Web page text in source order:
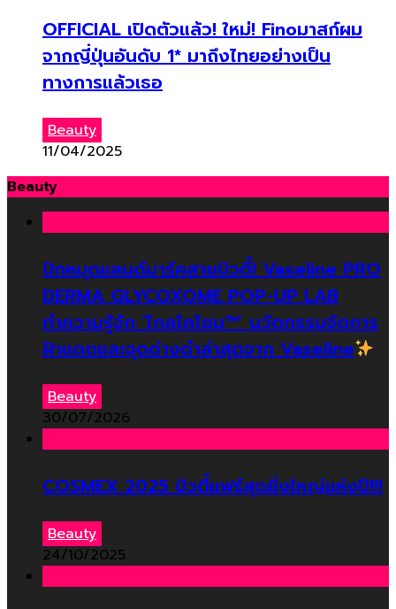
OFFICIAL เปิดตัวแล้ว! ใหม่! Finoมาสก์ผม
จากญี่ปุ่นอันดับ 1* มาถึงไทยอย่างเป็น
ทางการแล้วเธอ
Beauty
11/04/2025
Beauty
ปักหมุดแลนด์มาร์คสายบิวตี้! Vaseline PRO
DERMA GLYCOXOME POP-UP LAB
ทำความรู้จัก ‘ไกลโคโซม™’ นวัตกรรมจัดการ
ฝ้าแดดและจุดด่างดำล่าสุดจาก Vaseline
Beauty
30/07/2026
COSMEX 2025 บิวตี้แฟร์สุดยิ่งใหญ่แห่งปี!!!
Beauty
24/10/2025